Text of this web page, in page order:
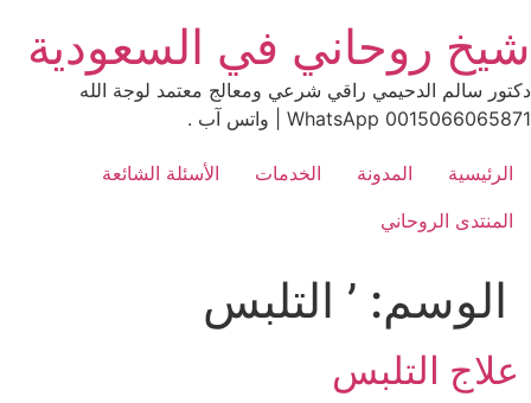
to
content
شيخ روحاني في السعودية
دكتور سالم الدحيمي راقي شرعي ومعالج معتمد لوجة الله
0015066065871 WhatsApp | واتس آب .
الرئيسية المدونة الخدمات
الأسئلة الشائعة
المنتدى الروحاني
الوسم: ’ التلبس
علاج التلبس